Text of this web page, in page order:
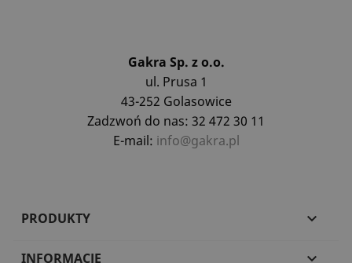
Gakra Sp. z o.o.
ul. Prusa 1
43-252 Golasowice
Zadzwoń do nas: 32 472 30 11
E-mail: info@gakra.pl
PRODUKTY 
INFORMACJE 